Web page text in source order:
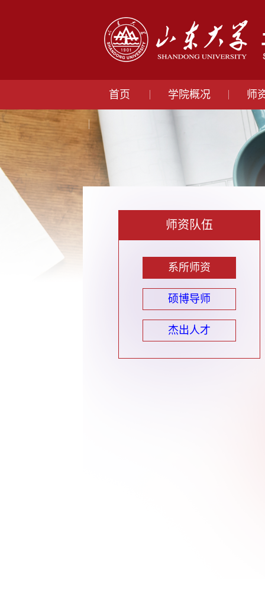
首页 学院概况 师
师资队伍
系所师资
硕博导师
杰出人才